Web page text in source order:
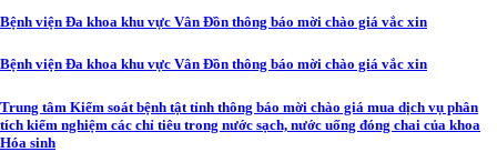
Bệnh viện Đa khoa khu vực Vân Đồn thông báo mời chào giá vắc xin
Bệnh viện Đa khoa khu vực Vân Đồn thông báo mời chào giá vắc xin
Trung tâm Kiểm soát bệnh tật tỉnh thông báo mời chào giá mua dịch vụ phân
tích kiểm nghiệm các chỉ tiêu trong nước sạch, nước uống đóng chai của khoa
Hóa sinh